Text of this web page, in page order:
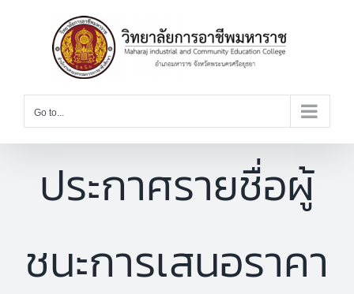
Go to...
ประกาศรายชื่อผู้
ชนะการเสนอราคา